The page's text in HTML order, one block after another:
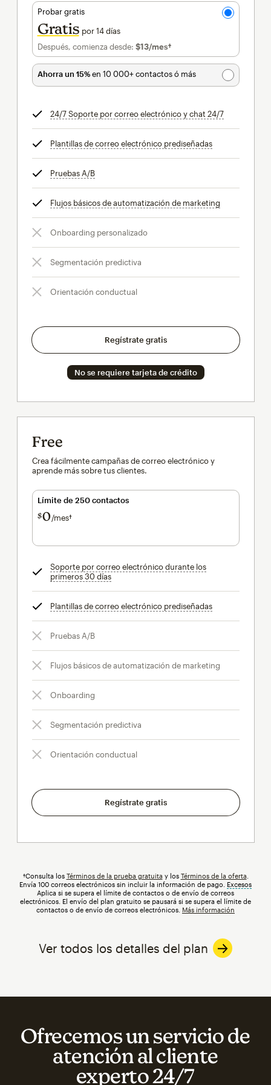
Probar gratis
Gratis por 14 días
Después, comienza desde: $13/mes†al mes†
Ahorra un 15%en 10 000+ contactos ó más
24/7 Soporte por correo electrónico y chat 24/7info
Plantillas de correo electrónico prediseñadasinfo
Pruebas A/Binfo
Flujos básicos de automatización de marketing
Onboarding personalizado
Segmentación predictiva
Orientación conductual
Regístrate gratis
No se requiere tarjeta de crédito
Free
Crea fácilmente campañas de correo electrónico y
aprende más sobre tus clientes.
Límite de 250 contactos
$0 /mes†al mes†
Soporte por correo electrónico durante los
primeros 30 díasinfo
Plantillas de correo electrónico prediseñadasinfo
Pruebas A/B
Flujos básicos de automatización de marketing
Onboarding
Segmentación predictiva
Orientación conductual
Regístrate gratis
†Consulta los Términos de la prueba gratuita y los Términos de la oferta
Envía 100 correos electrónicos sin incluir la información de pago.
Excesos
Aplica si se supera el límite de contactos o de envío de correos
electrónicos. El envío del plan gratuito se pausará si se supera el límite de
contactos o de envío de correos electrónicos. Más información
Ver todos los detalles del plan
Ofrecemos un servicio de
atención al cliente
experto 24/7